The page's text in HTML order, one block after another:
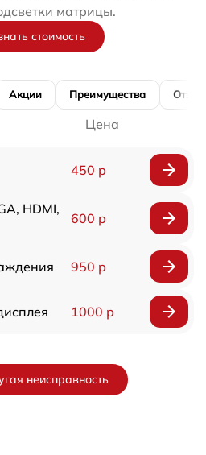
матрицы.
стоимость
Акции Преимущества
Цена
450 р
HDMI,
600 р
950 р
1000 р
неисправность